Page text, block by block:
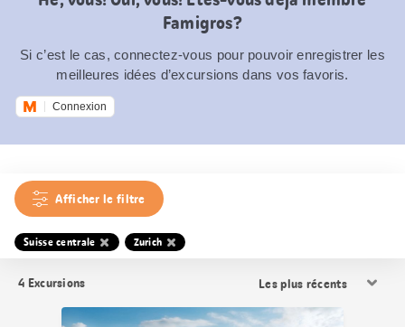
Famigros?
Si c’est le cas, connectez-vous pour pouvoir enregistrer les
meilleures idées d’excursions dans vos favoris.
Connexion
Afficher le filtre
Suisse centrale Zurich
4 Excursions
les
résultats